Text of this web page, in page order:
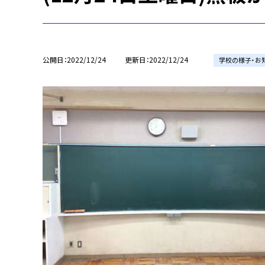
公開日 2022/12/24 更新日 2022/12/24 学校の様子・お